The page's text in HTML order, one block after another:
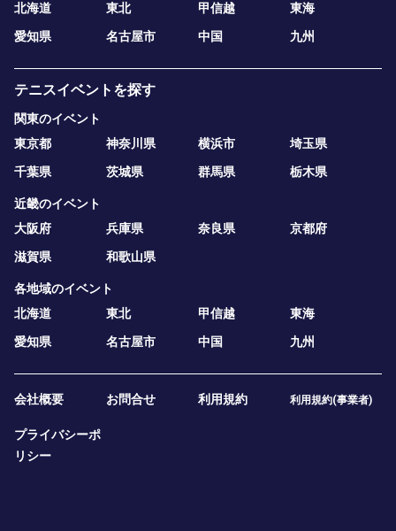
北海道
東北 甲信越
東海
愛知県
名古屋市 中国 九州
テニスイベントを探す
関東のイベント
東京都
神奈川県 横浜市
埼玉県
千葉県
茨城県 群馬県 栃木県
近畿のイベント
大阪府
兵庫県 奈良県
京都府
滋賀県
和歌山県
各地域のイベント
北海道
東北 甲信越
東海
愛知県
名古屋市 中国 九州
会社概要 お問合せ 利用規約 利用規約(事業者)
プライバシーポ
リシー